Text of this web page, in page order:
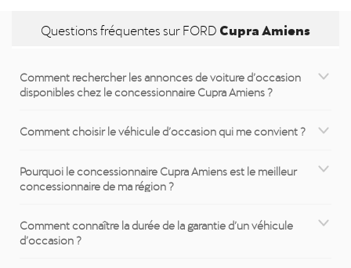
Questions fréquentes sur FORD Cupra Amiens
Comment rechercher les annonces de voiture d’occasion
disponibles chez le concessionnaire Cupra Amiens ?
Comment choisir le véhicule d’occasion qui me convient ?
Pourquoi le concessionnaire Cupra Amiens est le meilleur
concessionnaire de ma région ?
Comment connaître la durée de la garantie d’un véhicule
d’occasion ?